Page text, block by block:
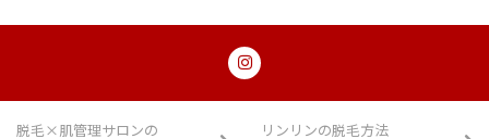
脱毛×肌管理サロンの
リンリンの脱毛方法